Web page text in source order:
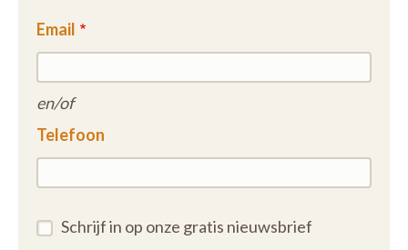
Email
en/of
Telefoon
Schrijf in op onze gratis nieuwsbrief